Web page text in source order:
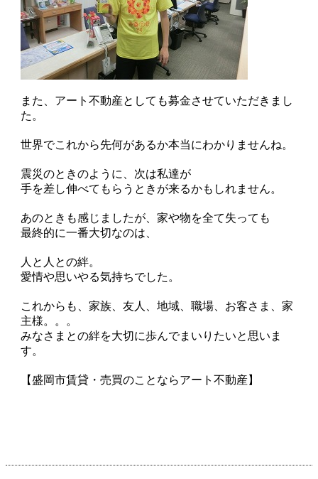
また、アート不動産としても募金させていただきまし
た。
世界でこれから先何があるか本当にわかりませんね。
震災のときのように、次は私達が
手を差し伸べてもらうときが来るかもしれません。
あのときも感じましたが、家や物を全て失っても
最終的に一番大切なのは、
人と人との絆。
愛情や思いやる気持ちでした。
これからも、家族、友人、地域、職場、お客さま、家
主様。。。
みなさまとの絆を大切に歩んでまいりたいと思いま
す。
【盛岡市賃貸・売買のことならアート不動産】